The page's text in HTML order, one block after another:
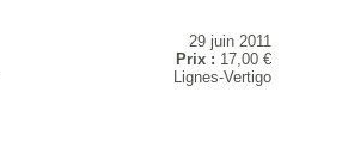
29 juin 2011
Prix : 17,00 €
Lignes-Vertigo